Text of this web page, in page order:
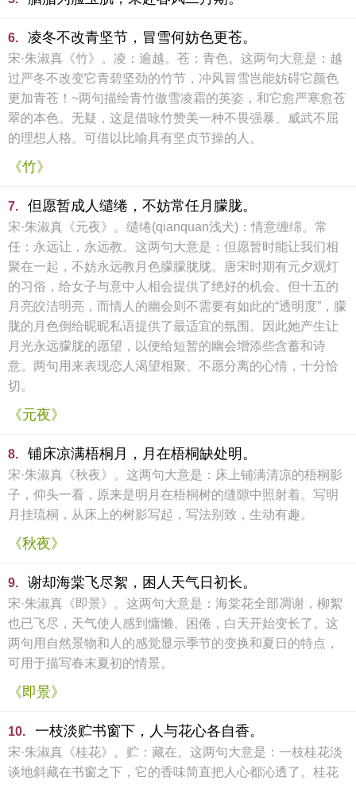
6. 凌冬不改青坚节，冒雪何妨色更苍。
宋·朱淑真《竹》。凌：逾越。苍：青色。这两句大意是：越
过严冬不改变它青碧坚劲的竹节，冲风冒雪岂能妨碍它颜色
更加青苍！~两句描绘青竹傲雪凌霜的英姿，和它愈严寒愈苍
翠的本色。无疑，这是借咏竹赞美一种不畏强暴、威武不屈
的理想人格。可借以比喻具有坚贞节操的人。
《竹》
7. 但愿暂成人缱绻，不妨常任月朦胧。
宋·朱淑真《元夜》。缱绻(qianquan浅犬)：情意缠绵。常
任：永远让，永远教。这两句大意是：但愿暂时能让我们相
聚在一起，不妨永远教月色朦朦胧胧。唐宋时期有元夕观灯
的习俗，给女子与意中人相会提供了绝好的机会。但十五的
月亮皎洁明亮，而情人的幽会则不需要有如此的“透明度”，朦
胧的月色倒给昵昵私语提供了最适宜的氛围。因此她产生让
月光永远朦胧的愿望，以便给短暂的幽会增添些含蓄和诗
意。两句用来表现恋人渴望相聚、不愿分离的心情，十分恰
切。
《元夜》
8. 铺床凉满梧桐月，月在梧桐缺处明。
宋·朱淑真《秋夜》。这两句大意是：床上铺满清凉的梧桐影
子，仰头一看，原来是明月在梧桐树的缝隙中照射着。写明
月挂琉桐，从床上的树影写起，写法别致，生动有趣。
《秋夜》
9. 谢却海棠飞尽絮，困人天气日初长。
宋·朱淑真《即景》。这两句大意是：海棠花全部凋谢，柳絮
也已飞尽，天气使人感到慵懒、困倦，白天开始变长了。这
两句用自然景物和人的感觉显示季节的变换和夏日的特点，
可用于描写春末夏初的情景。
《即景》
10. 一枝淡贮书窗下，人与花心各自香。
宋·朱淑真《桂花》。贮：藏在。这两句大意是：一枝桂花淡
谈地斜藏在书窗之下，它的香味简直把人心都沁透了。桂花